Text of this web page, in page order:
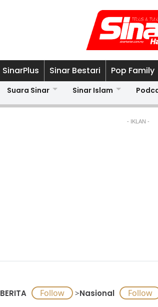
SinarPlus Sinar Bestari Pop Family
Suara Sinar Sinar Islam
- IKLAN -
BERITA >Nasional